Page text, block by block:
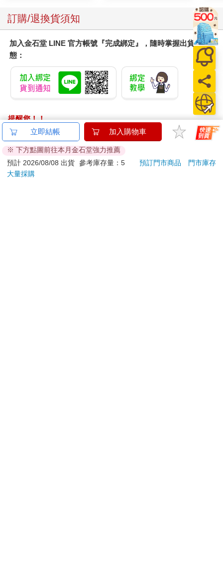
訂購/退換貨須知
加入金石堂 LINE 官方帳號『完成綁定』，隨時掌握出貨動
態：
提醒您！！
金石堂及銀行均不會請您操作ATM! 如接獲電話要求您前往
ATM提款機，請不要聽從指示，以免受騙上當！
退換貨須知：
**提醒您，鑑賞期不等於試用期，退回商品須為全新狀態**
立即結帳 加入購物車
※ 下方點圖前往本月金石堂強力推薦
預計 2026/08/08 出貨 參考庫存量：5 預訂門市商品
門市庫存
大量採購